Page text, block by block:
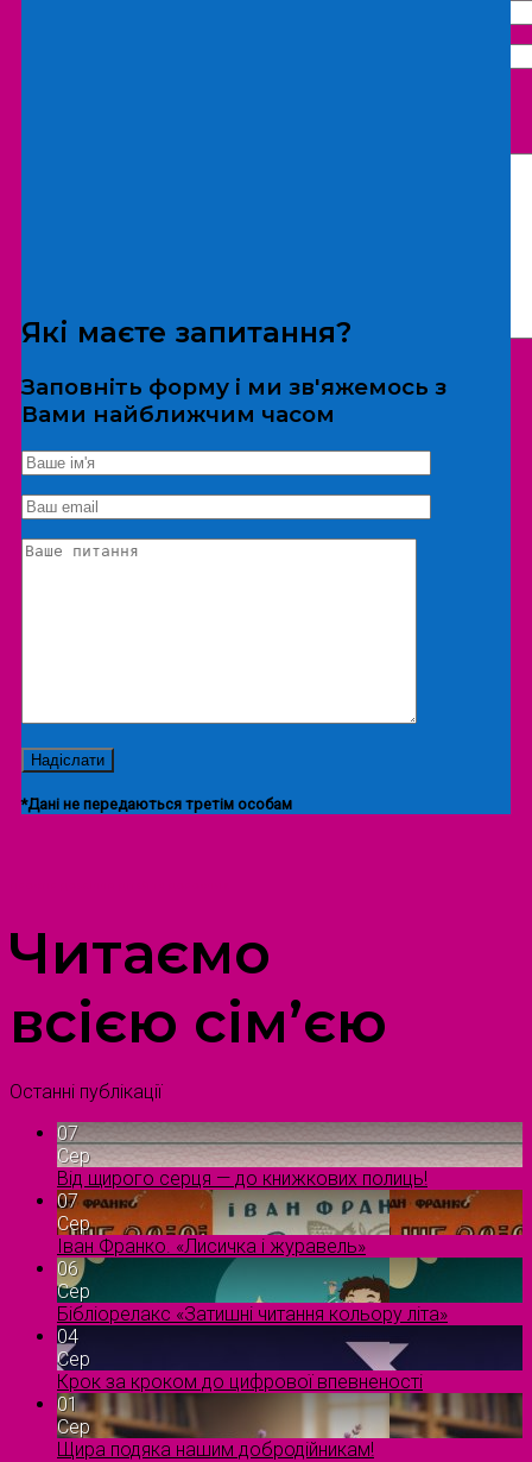
*Дані не передаються третім особам
Екскурсія/локація
Які маєте запитання?
Заповніть форму і ми зв'яжемось з
Вами найближчим часом
*Дані не передаються третім особам
Читаємо
всією сім’єю
Останні публікації
07
Сер
Від щирого серця — до книжкових полиць!
07
Сер
Іван Франко. «Лисичка і журавель»
06
Сер
Бібліорелакс «Затишні читання кольору літа»
04
Сер
Крок за кроком до цифрової впевненості
01
Сер
Щира подяка нашим добродійникам!